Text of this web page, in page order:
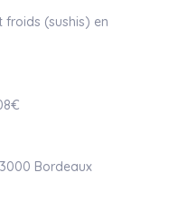
(sushis) en
Bordeaux